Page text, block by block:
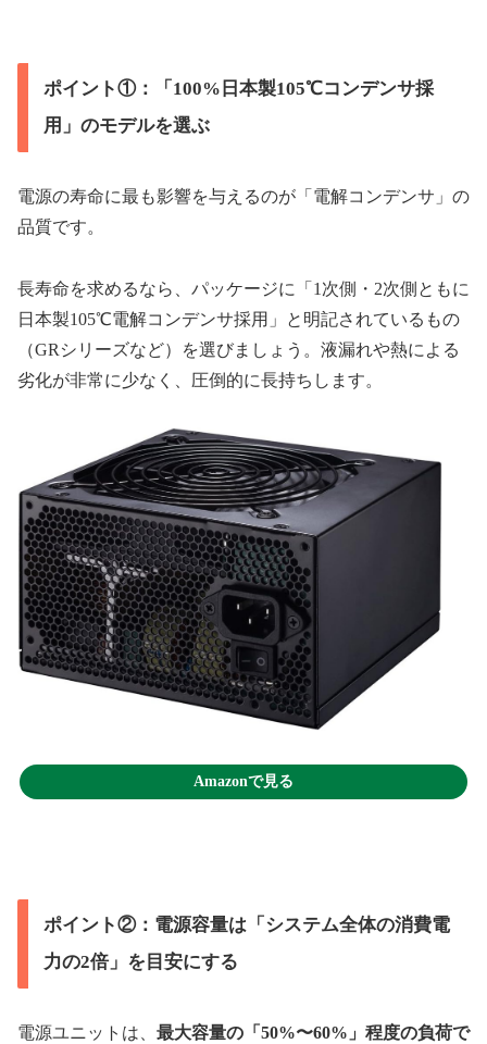
ポイント①：「100%日本製105℃コンデンサ採
用」のモデルを選ぶ
電源の寿命に最も影響を与えるのが「電解コンデンサ」の
品質です。
長寿命を求めるなら、パッケージに「1次側・2次側ともに
日本製105℃電解コンデンサ採用」と明記されているもの
（GRシリーズなど）を選びましょう。液漏れや熱による
劣化が非常に少なく、圧倒的に長持ちします。
Amazonで見る
ポイント②：電源容量は「システム全体の消費電
力の2倍」を目安にする
電源ユニットは、 最大容量の「50%〜60%」程度の負荷で